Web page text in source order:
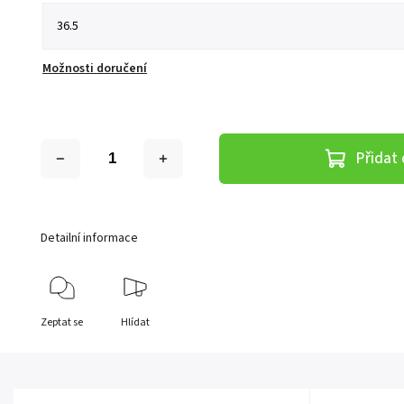
Možnosti doručení
Přidat
Detailní informace
Zeptat se Hlídat